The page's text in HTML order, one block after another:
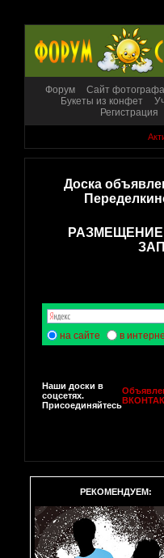
Форум Сайт
Букеты из конфет
Регистрация
Доска
на сайте в
Наши доски в
соцсетях.
Присоединяйтесь
РЕКОМЕНДУЕМ: